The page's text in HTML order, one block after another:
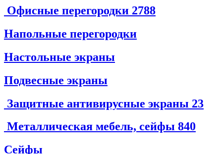
Офисные перегородки 2788
Напольные перегородки
Настольные экраны
Подвесные экраны
Защитные антивирусные экраны 23
Металлическая мебель, сейфы 840
Сейфы